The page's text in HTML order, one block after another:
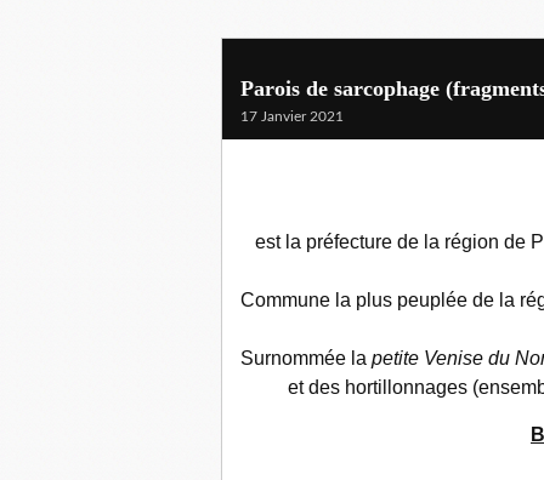
Parois de sarcophage
17 Janvier 2021
est la préfecture de la région de
Commune la plus peuplée de la
Surnommée la petite Venise du
et des hortillonnages